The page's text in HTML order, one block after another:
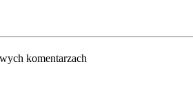
komentarzach